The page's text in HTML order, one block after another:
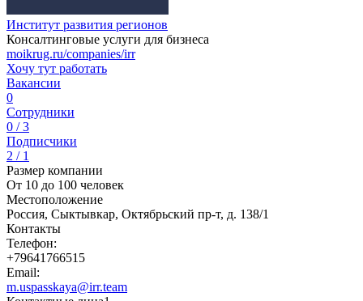
Институт развития регионов
Консалтинговые услуги для бизнеса
moikrug.ru/companies/irr
Хочу тут работать
Вакансии
0
Сотрудники
0 / 3
Подписчики
2 / 1
Размер компании
От 10 до 100 человек
Местоположение
Россия, Сыктывкар, Октябрьский пр-т, д. 138/1
Контакты
Телефон:
+79641766515
Email:
m.uspasskaya@irr.team